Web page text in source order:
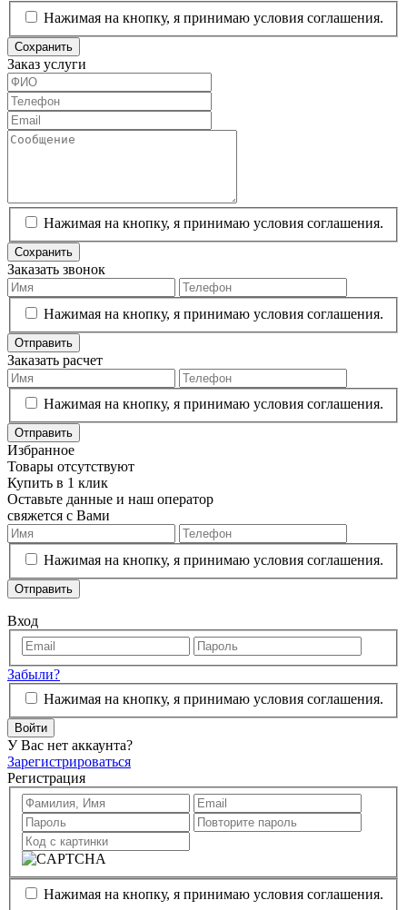
Нажимая на кнопку, я принимаю условия соглашения.
Сохранить
Заказ услуги
Нажимая на кнопку, я принимаю условия соглашения.
Сохранить
Заказать звонок
Нажимая на кнопку, я принимаю условия соглашения.
Отправить
Заказать расчет
Нажимая на кнопку, я принимаю условия соглашения.
Отправить
Избранное
Товары отсутствуют
Купить в 1 клик
Оставьте данные и наш оператор
свяжется с Вами
Нажимая на кнопку, я принимаю условия соглашения.
Отправить
Вход
Забыли?
Нажимая на кнопку, я принимаю условия соглашения.
Войти
У Вас нет аккаунта?
Зарегистрироваться
Регистрация
Нажимая на кнопку, я принимаю условия соглашения.